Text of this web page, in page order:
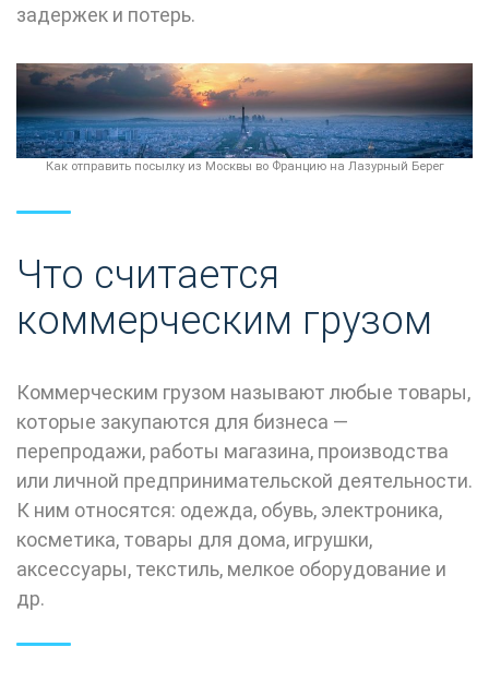
задержек и потерь.
Как отправить посылку из Москвы во Францию на Лазурный Берег
Что считается
коммерческим грузом
Коммерческим грузом называют любые товары,
которые закупаются для бизнеса —
перепродажи, работы магазина, производства
или личной предпринимательской деятельности.
К ним относятся: одежда, обувь, электроника,
косметика, товары для дома, игрушки,
аксессуары, текстиль, мелкое оборудование и
др.